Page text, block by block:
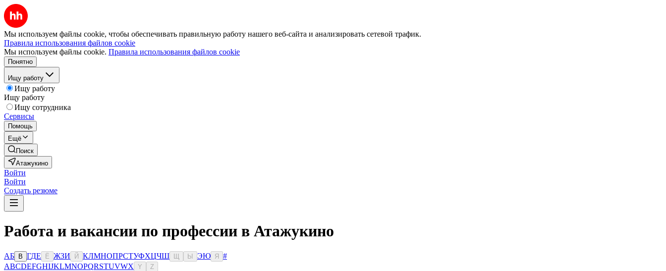
Мы используем файлы cookie, чтобы обеспечивать правильную работу нашего веб-сайта и анализировать сетевой трафик.
Правила использования файлов cookie
Мы используем файлы cookie. Правила использования файлов cookie
Понятно
Ищу работу
Ищу работу
Ищу работу
Ищу сотрудника
Сервисы
Помощь
Ещё
Поиск
Атажукино
Войти
Войти
Создать резюме
Работа и вакансии по профессии в Атажукино
АБ В ГДЕ Ё ЖЗИ Й КЛМНОПРСТУФХЦЧШ Ы ЭЮ Я
#
ABCDEFGHIJKLMNOPQRSTUVWX Y Z